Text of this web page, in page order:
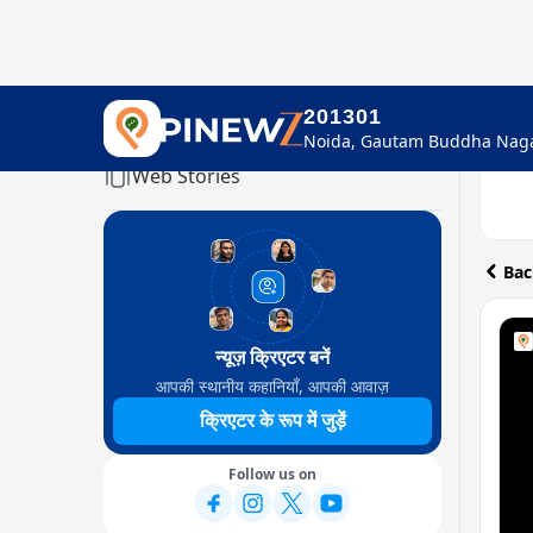
201301
Home
Web Stories
न्यूज़ क्रिएटर बनें
आपकी स्थानीय कहानियाँ, आपकी आवाज़
क्रिएटर के रूप में जुड़ें
Follow us on